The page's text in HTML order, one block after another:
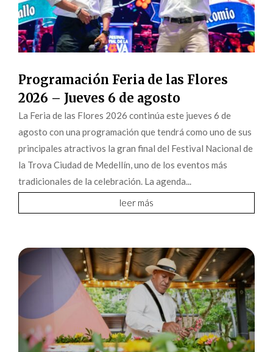
Programación Feria de las Flores
2026 – Jueves 6 de agosto
La Feria de las Flores 2026 continúa este jueves 6 de
agosto con una programación que tendrá como uno de sus
principales atractivos la gran final del Festival Nacional de
la Trova Ciudad de Medellín, uno de los eventos más
tradicionales de la celebración. La agenda...
leer más